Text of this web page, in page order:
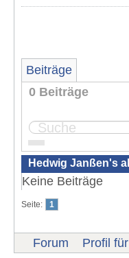
Beiträge
0 Beiträge
Hedwig Janßen's
Keine Beiträge
Seite: 1
Forum Profil